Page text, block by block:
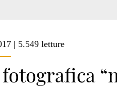
| 5.549 letture